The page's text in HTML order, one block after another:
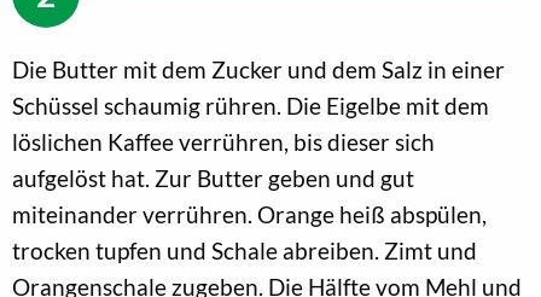
Die Butter mit dem Zucker und dem Salz in einer
Schüssel schaumig rühren. Die Eigelbe mit dem
löslichen Kaffee verrühren, bis dieser sich
aufgelöst hat. Zur Butter geben und gut
miteinander verrühren. Orange heiß abspülen,
trocken tupfen und Schale abreiben. Zimt und
Orangenschale zugeben. Die Hälfte vom Mehl und